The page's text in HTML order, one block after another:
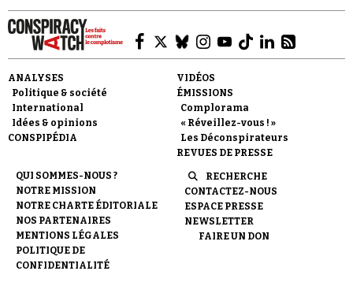
Faire un don
ANALYSES
Politique & société
International
Idées & opinions
CONSPIPÉDIA
VIDÉOS
ÉMISSIONS
Complorama
« Réveillez-vous ! »
Les Déconspirateurs
REVUES DE PRESSE
QUI SOMMES-NOUS ?
NOTRE MISSION
NOTRE CHARTE ÉDITORIALE
NOS PARTENAIRES
MENTIONS LÉGALES
POLITIQUE DE
CONFIDENTIALITÉ
RECHERCHE
CONTACTEZ-NOUS
ESPACE PRESSE
NEWSLETTER
FAIRE UN DON